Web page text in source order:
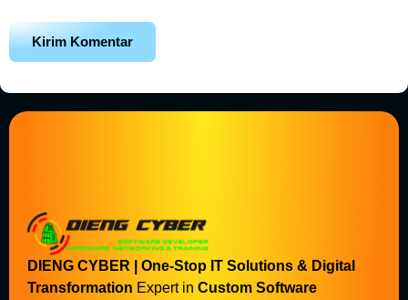
DIENG CYBER | One-Stop IT Solutions & Digital
Transformation Expert in Custom Software